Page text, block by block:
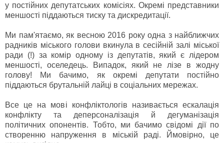
у постійних депутатських комісіях. Окремі представники
меншості піддаються тиску та дискредитації.
Ми пам'ятаємо, як весною 2016 року одна з найближчих
радників міського голови вкинула в сесійній залі міської
ради (!) за комір одному із депутатів, який є лідером
меншості, оселедець. Випадок, який не лізе в жодну
голову! Ми бачимо, як окремі депутати постійно
піддаються брутальній лайці в соціальних мережах.
Все це на мові конфліктологів називається ескалація
конфлікту та деперсоналізація й дегуманізація
політичних опонентів. Тобто, ми бачимо свідомі дії по
створенню напруження в міській раді. Ймовірно, це